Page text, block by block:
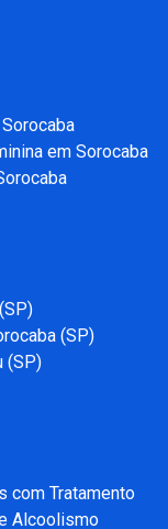
em Sorocaba
(SP)
(SP)
com Tratamento
Alcoolismo